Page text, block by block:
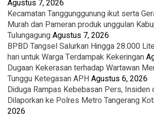
Agustus 7, 2026
Kecamatan Tanggunggunung ikut serta
Murah dan Pameran produk unggulan
TulungagungAgustus 7, 2026
BPBD Tangsel Salurkan Hingga 28.000
hari untuk Warga Terdampak Kekeringan
Dugaan Kekerasan terhadap Wartawan
Tunggu Ketegasan APHAgustus 6, 2026
Diduga Rampas Kebebasan Pers, Insiden
Dilaporkan ke Polres Metro Tangerang
2026